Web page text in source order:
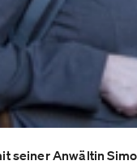
seiner Anwältin